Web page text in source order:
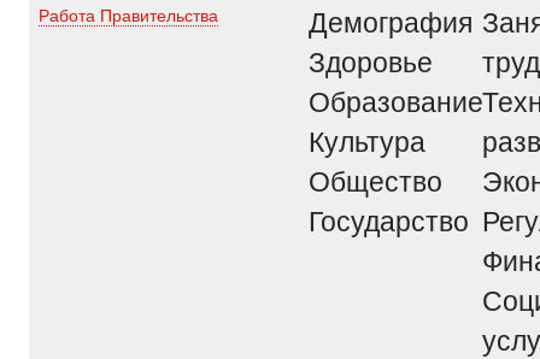
Работа Правительства
Демография
Здоровье
Образование
Культура
Общество
Государство
труд